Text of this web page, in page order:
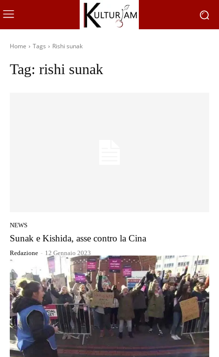
Home Tags Rishi sunak
Tag: rishi sunak
NEWS
Sunak e Kishida, asse contro la Cina
Redazione - 12 Gennaio 2023